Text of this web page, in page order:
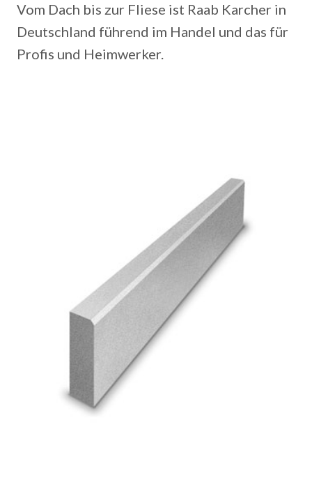
Vom Dach bis zur Fliese ist Raab Karcher in
Deutschland führend im Handel und das für
Profis und Heimwerker.